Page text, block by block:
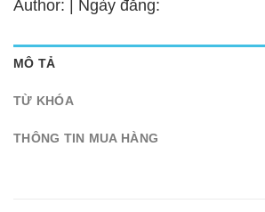
Author: | Ngày đăng:
MÔ TẢ
TỪ KHÓA
THÔNG TIN MUA HÀNG